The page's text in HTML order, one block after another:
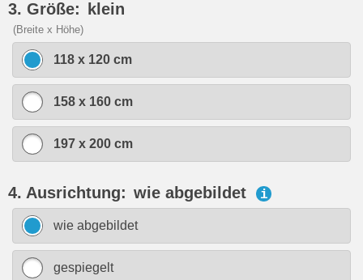
3. Größe: klein
(Breite x Höhe)
118 x 120 cm
158 x 160 cm
197 x 200 cm
4. Ausrichtung: wie abgebildet i
wie abgebildet
gespiegelt